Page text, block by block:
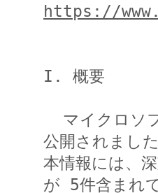
https://
I. 概要
公開されまし
本情報には、
が 5件含まれ